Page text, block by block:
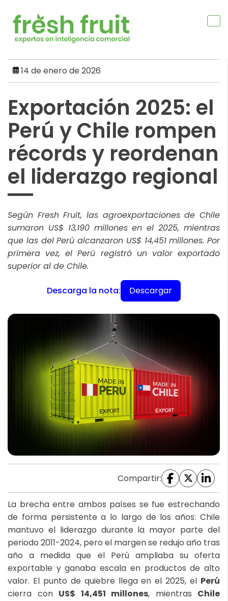
content
14 de enero de 2026
Exportación 2025: el
Perú y Chile rompen
récords y reordenan
el liderazgo regional
Según Fresh Fruit, las agroexportaciones de Chile
sumaron US$ 13,190 millones en el 2025, mientras
que las del Perú alcanzaron US$ 14,451 millones. Por
primera vez, el Perú registró un valor exportado
superior al de Chile.
Descarga la nota: Descargar
Compartir:
La brecha entre ambos países se fue estrechando
de forma persistente a lo largo de los años: Chile
mantuvo el liderazgo durante la mayor parte del
periodo 2011-2024, pero el margen se redujo año tras
año a medida que el Perú ampliaba su oferta
exportable y ganaba escala en productos de alto
valor. El punto de quiebre llega en el 2025, el Perú
cierra con US$ 14,451 millones, mientras Chile